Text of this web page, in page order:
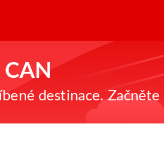
CAN
destinace.